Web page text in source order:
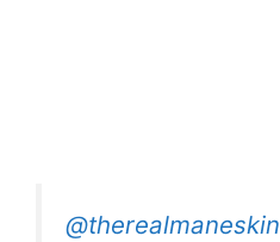
@therealmaneskin